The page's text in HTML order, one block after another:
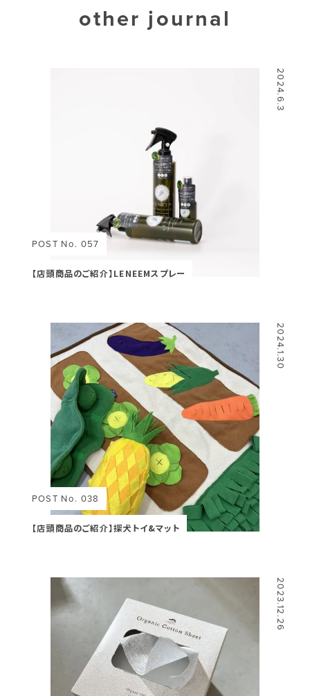
other journal
2024.6.3
POST No. 057
【店頭商品のご紹介】LENEEMスプレー
2024.1.30
POST No. 038
【店頭商品のご紹介】探犬トイ&マット
2023.12.26